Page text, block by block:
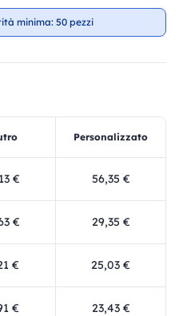
minima: 50 pezzi
Personalizzato
€ 56,35 €
€ 29,35 €
€ 25,03 €
€ 23,43 €